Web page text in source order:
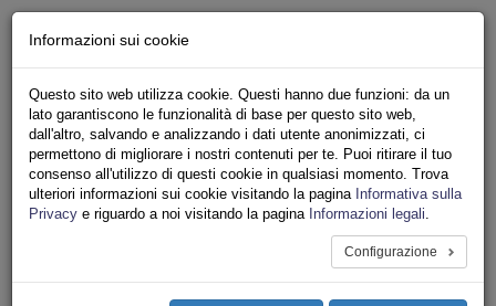
Iscriviti
Ricerca
Area Stampa
Privacy
ASSOCIAZIONI INQUILINI E ABITANTI
navigation
Informazioni sui cookie
Questo sito web utilizza cookie. Questi hanno due funzioni: da un
lato garantiscono le funzionalità di base per questo sito web,
dall'altro, salvando e analizzando i dati utente anonimizzati, ci
permettono di migliorare i nostri contenuti per te. Puoi ritirare il tuo
consenso all'utilizzo di questi cookie in qualsiasi momento. Trova
ulteriori informazioni sui cookie visitando la pagina Informativa sulla
Privacy e riguardo a noi visitando la pagina Informazioni legali.
Configurazione